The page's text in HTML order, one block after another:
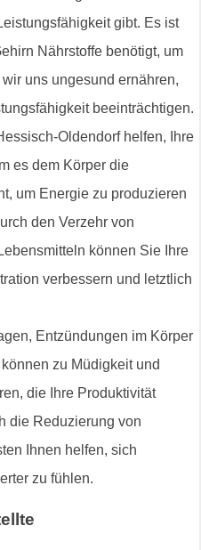
gibt. Es ist
Nährstoffe benötigt, um
uns ungesund ernähren,
beeinträchtigen.
Oldendorf helfen, Ihre
es dem Körper die
um Energie zu produzieren
den Verzehr von
können Sie Ihre
verbessern und letztlich
Entzündungen im Körper
zu Müdigkeit und
die Ihre Produktivität
die Reduzierung von
Ihnen helfen, sich
zu fühlen.